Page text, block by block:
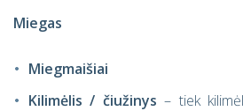
Miegas
Miegmaišiai
Kilimėlis / čiužinys– tiek